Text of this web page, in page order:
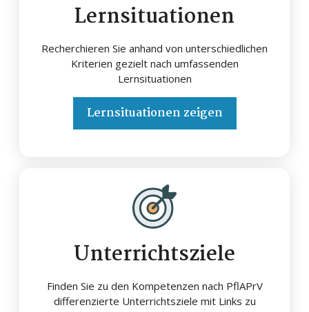
Lernsituationen
Recherchieren Sie anhand von unterschiedlichen
Kriterien gezielt nach umfassenden
Lernsituationen
Lernsituationen zeigen
Unterrichtsziele
Finden Sie zu den Kompetenzen nach PflAPrV
differenzierte Unterrichtsziele mit Links zu